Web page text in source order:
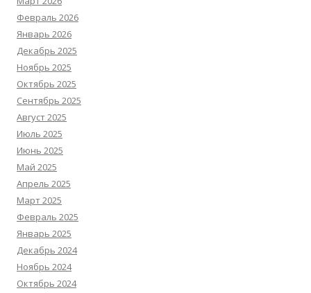
Февраль 2026
Январь 2026
Декабрь 2025
Ноябрь 2025
Октябрь 2025
Сентябрь 2025
Август 2025
Июль 2025
Июнь 2025
Май 2025
Апрель 2025
Март 2025
Февраль 2025
Январь 2025
Декабрь 2024
Ноябрь 2024
Октябрь 2024